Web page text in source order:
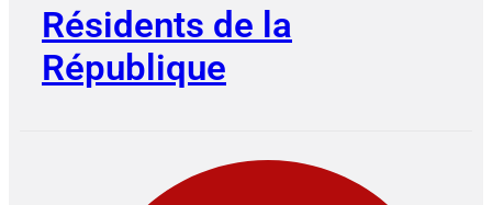
Résidents de la
République